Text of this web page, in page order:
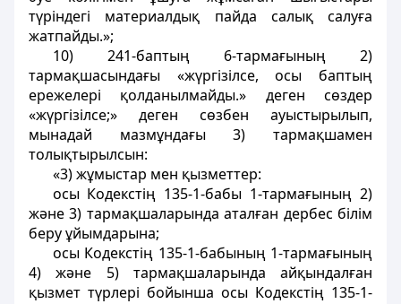
түріндегі материалдық пайда салық салуға
жатпайды.»;
10) 241-баптың 6-тармағының 2)
тармақшасындағы «жүргізілсе, осы баптың
ережелері қолданылмайды.» деген сөздер
«жүргізілсе;» деген сөзбен ауыстырылып,
мынадай мазмұндағы 3) тармақшамен
толықтырылсын:
«3) жұмыстар мен қызметтер:
осы Кодекстiң 135-1-бабы 1-тармағының 2)
және 3) тармақшаларында аталған дербес білім
беру ұйымдарына;
осы Кодекстiң 135-1-бабының 1-тармағының
4) және 5) тармақшаларында айқындалған
қызмет түрлерi бойынша осы Кодекстiң 135-1-